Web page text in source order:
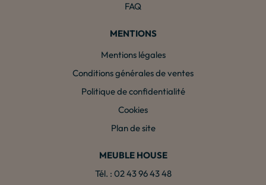
FAQ
MENTIONS
Mentions légales
Conditions générales de ventes
Politique de confidentialité
Cookies
Plan de site
MEUBLE HOUSE
Tél. : 02 43 96 43 48